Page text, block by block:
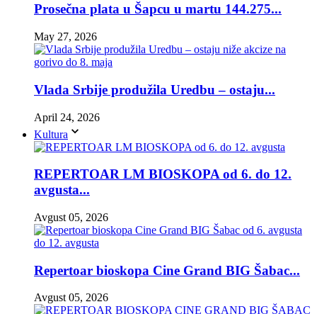
Prosečna plata u Šapcu u martu 144.275...
May 27, 2026
Vlada Srbije produžila Uredbu – ostaju...
April 24, 2026
Kultura
REPERTOAR LM BIOSKOPA od 6. do 12.
avgusta...
Avgust 05, 2026
Repertoar bioskopa Cine Grand BIG Šabac...
Avgust 05, 2026